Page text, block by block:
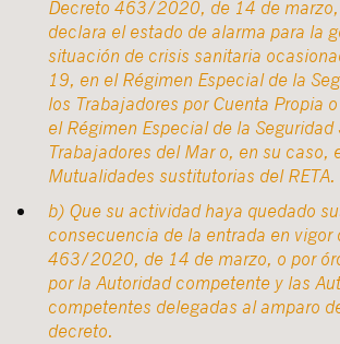
Decreto 463/2020, de 14 de
declara el estado de alarma para la
situación de crisis sanitaria
19, en el Régimen Especial de la
los Trabajadores por Cuenta Propia
el Régimen Especial de la Seguridad
Trabajadores del Mar o, en su caso,
Mutualidades sustitutorias del RETA.
b) Que su actividad haya quedado
consecuencia de la entrada en vigor
463/2020, de 14 de marzo, o por
por la Autoridad competente y las
competentes delegadas al amparo
decreto.